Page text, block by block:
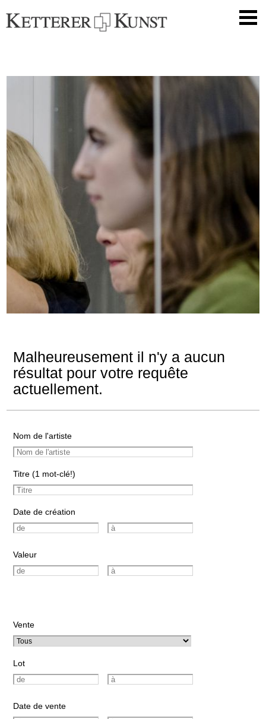
Malheureusement il n'y a aucun
résultat pour votre requête
actuellement.
Nom de l'artiste
Titre (1 mot-clé!)
Date de création
Valeur
Vente
Lot
Date de vente